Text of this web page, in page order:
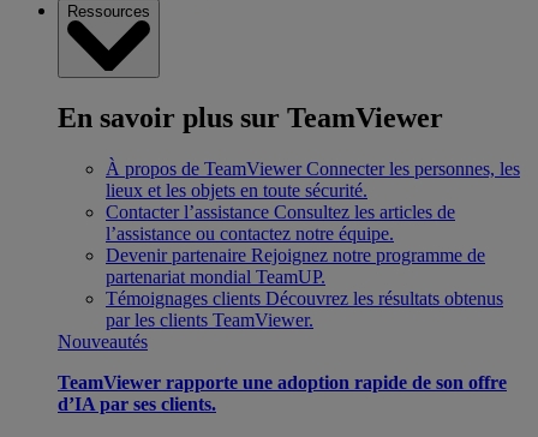
Ressources
En savoir plus sur TeamViewer
À propos de TeamViewer Connecter les personnes, les
lieux et les objets en toute sécurité.
Contacter l’assistance Consultez les articles de
l’assistance ou contactez notre équipe.
Devenir partenaire Rejoignez notre programme de
partenariat mondial TeamUP.
Témoignages clients Découvrez les résultats obtenus
par les clients TeamViewer.
Nouveautés
TeamViewer rapporte une adoption rapide de son offre
d’IA par ses clients.